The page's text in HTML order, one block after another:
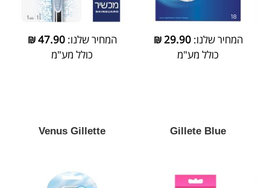
המחיר שלנו:29.90
₪
כולל מע"מ
המחיר שלנו:47.90
₪
כולל מע"מ
Gillete Blue
Venus Gillette